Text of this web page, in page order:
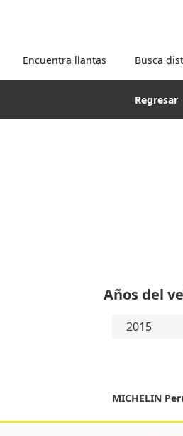
Encuentra llantas Busca
Regresar
Años del
2015
MICHELIN